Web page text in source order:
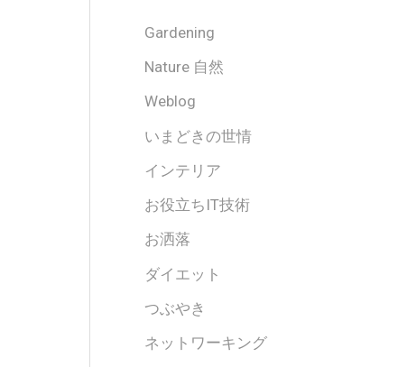
Gardening
Nature 自然
Weblog
いまどきの世情
インテリア
お役立ちIT技術
お洒落
ダイエット
つぶやき
ネットワーキング